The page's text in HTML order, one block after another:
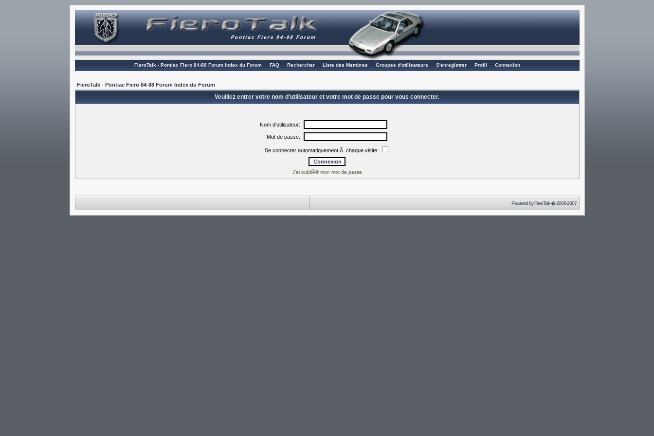
FieroTalk - Pontiac Fiero 84-88 Forum Index du Forum FAQ Rechercher Liste des Membres Groupes d'utilisateurs S'enregistrer Profil Connexion
FieroTalk - Pontiac Fiero 84-88 Forum Index du Forum
Veuillez entrer votre nom d'utilisateur et votre mot de passe pour vous connecter.
Nom d'utilisateur:
Mot de passe:
Se connecter automatiquement Ã chaque visite:
J'ai oubliÃ© mon mot de passe
Powered byFieroTalk� 2006-2007